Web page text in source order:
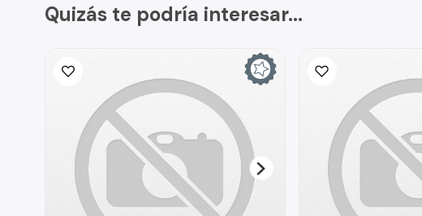
Quizás te podría interesar...